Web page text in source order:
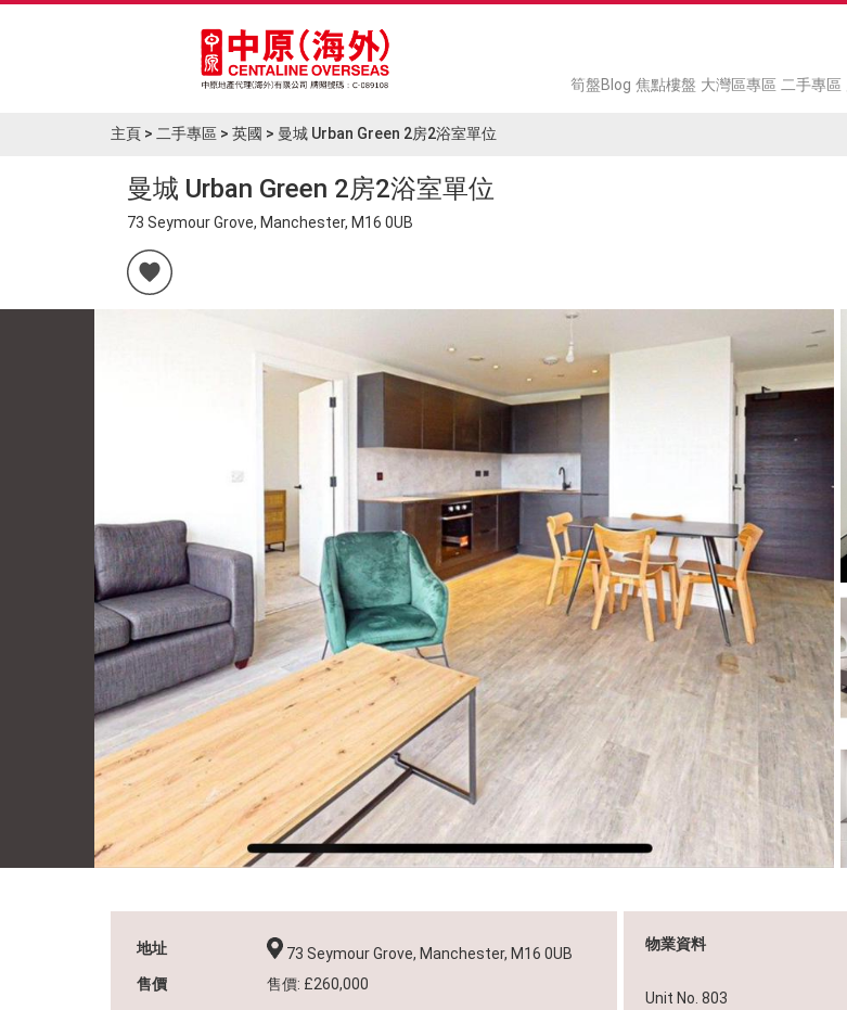
筍盤Blog 焦點樓盤 大灣區專區 二手專區
焦點樓盤
展銷活動
移民服務
我的心水
業主委託及發展商合作
主頁 > 二手專區 > 英國 > 曼城 Urban Green 2房2浴室單位
曼城 Urban Green 2房2浴室單位
73 Seymour Grove, Manchester, M16 0UB
地址
73 Seymour Grove, Manchester, M16 0UB
售價
售價: £260,000
物業資料
Unit No. 803